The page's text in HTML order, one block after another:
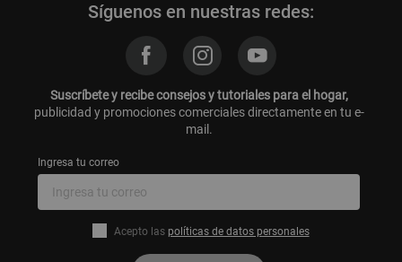
Síguenos en nuestras redes:
Suscríbete y recibe consejos y tutoriales para el hogar,
publicidad y promociones comerciales directamente en tu e-
mail.
Ingresa tu correo
Acepto las políticas de datos personales